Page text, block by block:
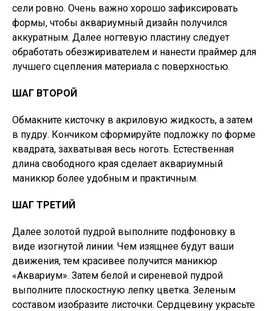
сели ровно. Очень важно хорошо зафиксировать
формы, чтобы аквариумный дизайн получился
аккуратным. Далее ногтевую пластину следует
обработать обезжиривателем и нанести праймер для
лучшего сцепления материала с поверхностью.
ШАГ ВТОРОЙ
Обмакните кисточку в акриловую жидкость, а затем
в пудру. Кончиком сформируйте подложку по форме
квадрата, захватывая весь ноготь. Естественная
длина свободного края сделает аквариумный
маникюр более удобным и практичным.
ШАГ ТРЕТИЙ
Далее золотой пудрой выполните подфоновку в
виде изогнутой линии. Чем изящнее будут ваши
движения, тем красивее получится маникюр
«Аквариум». Затем белой и сиреневой пудрой
выполните плоскостную лепку цветка. Зеленым
составом изобразите листочки. Сердцевину украсьте